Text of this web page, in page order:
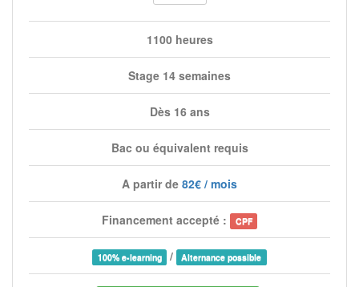
1100 heures
Stage 14 semaines
Dès 16 ans
Bac ou équivalent requis
A partir de 82€ / mois
Financement accepté : CPF
100% e-learning / Alternance possible